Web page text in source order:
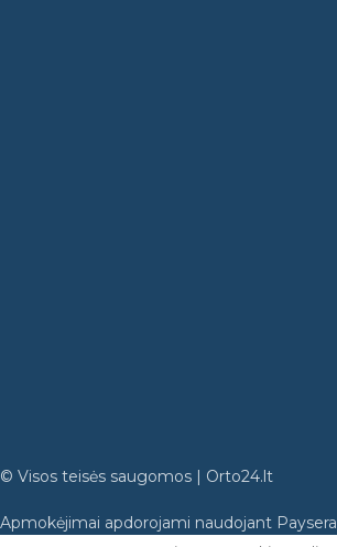
© Visos teisės saugomos | Orto24.lt
Apmokėjimai apdorojami naudojant Paysera